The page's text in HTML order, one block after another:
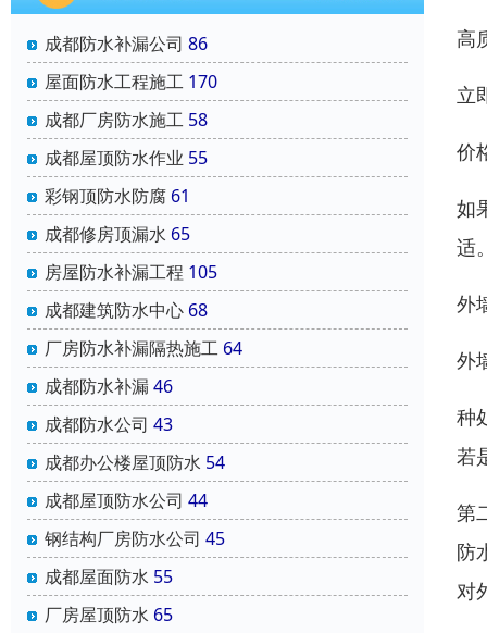
成都防水补漏公司 86
屋面防水工程施工 170
成都厂房防水施工 58
成都屋顶防水作业 55
彩钢顶防水防腐 61
成都修房顶漏水 65
房屋防水补漏工程 105
成都建筑防水中心 68
厂房防水补漏隔热施工 64
成都防水补漏46
成都防水公司 43
成都办公楼屋顶防水 54
成都屋顶防水公司 44
钢结构厂房防水公司 45
成都屋面防水 55
厂房屋顶防水 65
高
立
价
如
适
外
外
种
若
第
防
对